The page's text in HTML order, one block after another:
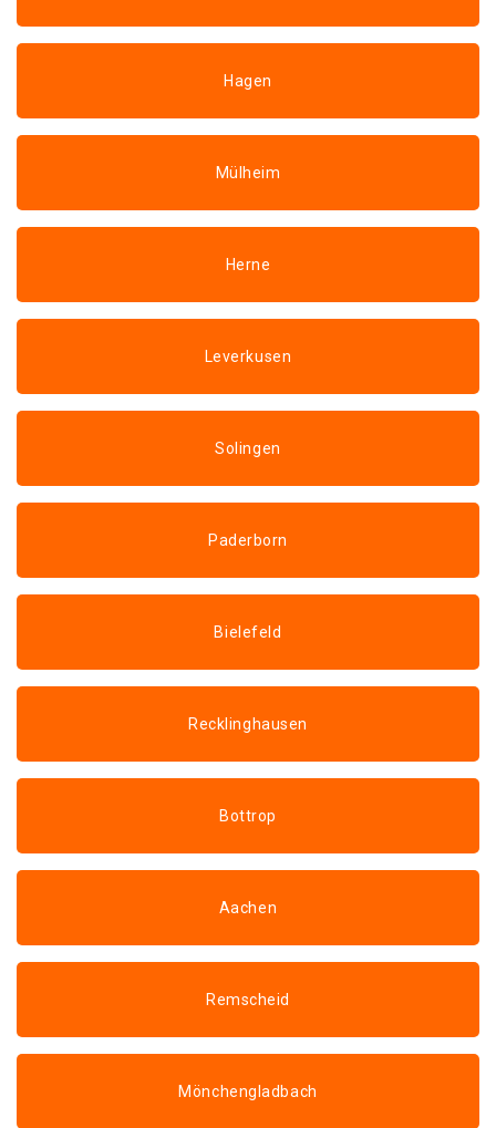
Hagen
Mülheim
Herne
Leverkusen
Solingen
Paderborn
Bielefeld
Recklinghausen
Bottrop
Aachen
Remscheid
Mönchengladbach